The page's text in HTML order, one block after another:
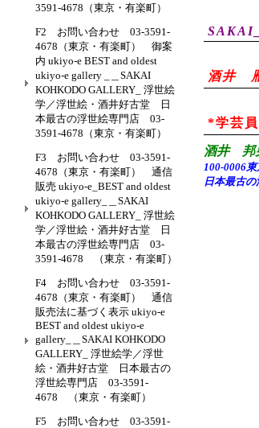
酒井
*学芸
酒井
100-0006
日本最古
3591-4678（東京・有楽町）
F2 お問い合わせ 03-3591-
4678（東京・有楽町） 御案
内 ukiyo-e BEST and oldest
ukiyo-e gallery _＿SAKAI
KOHKODO GALLERY_ 浮世絵
学／浮世絵・酒井好古堂 日
本最古の浮世絵専門店 03-
3591-4678（東京・有楽町）
F3 お問い合わせ 03-3591-
4678（東京・有楽町） 通信
販売 ukiyo-e_BEST and oldest
ukiyo-e gallery_＿SAKAI
KOHKODO GALLERY_ 浮世絵
学／浮世絵・酒井好古堂 日
本最古の浮世絵専門店 03-
3591-4678 （東京・有楽町）
F4 お問い合わせ 03-3591-
4678（東京・有楽町） 通信
販売法に基づく表示 ukiyo-e
BEST and oldest ukiyo-e
gallery_＿SAKAI KOHKODO
GALLERY_ 浮世絵学／浮世
絵・酒井好古堂 日本最古の
浮世絵専門店 03-3591-
4678 （東京・有楽町）
F5 お問い合わせ 03-3591-